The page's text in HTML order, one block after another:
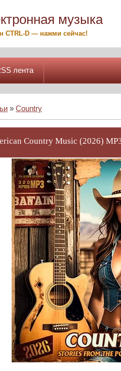
музыка
CTRL-D — нажми сейчас!
лента
» Country
Country Music (2026)